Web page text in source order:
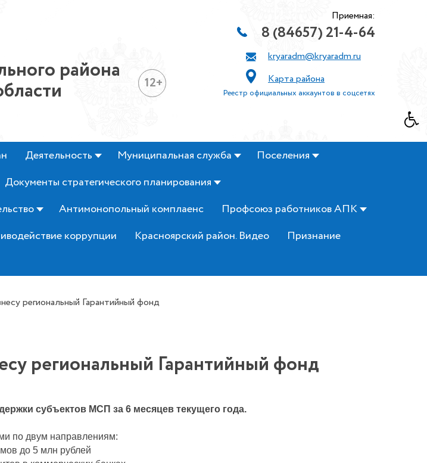
района 12+
Приемная:
8 (84657) 21-4-64
kryaradm@kryaradm.ru
Карта района
Реестр официальных аккаунтов в соцсетях
Деятельность Муниципальная служба
Поселения
Документы стратегического планирования
Антимонопольный комплаенс
Профсоюз работников АПК
коррупции Красноярский район. Видео
Признание
региональный Гарантийный фонд
региональный Гарантийный фонд
субъектов МСП за 6 месяцев текущего года.
по двум направлениям:
до 5 млн рублей